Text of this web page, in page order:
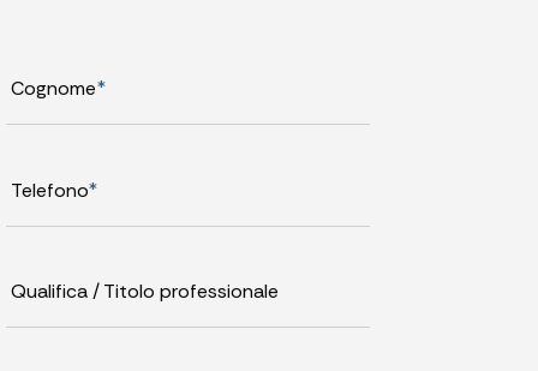
Cognome*
Telefono*
Qualifica / Titolo professionale